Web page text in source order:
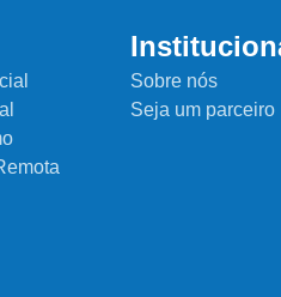
Sobre nós
Seja um parceiro